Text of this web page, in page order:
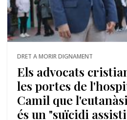
DRET A MORIR DIGNAMENT
Els advocats
les portes de
Camil que
és un "suïcidi